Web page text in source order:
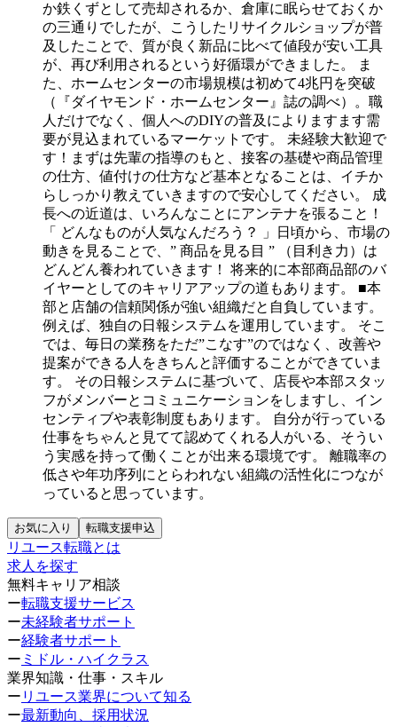
か鉄くずとして売却されるか、倉庫に眠らせておくか
の三通りでしたが、こうしたリサイクルショップが普
及したことで、質が良く新品に比べて値段が安い工具
が、再び利用されるという好循環ができました。
ま
た、ホームセンターの市場規模は初めて4兆円を突破
（『ダイヤモンド・ホームセンター』誌の調べ）。職
人だけでなく、個人へのDIYの普及によりますます需
要が見込まれているマーケットです。
未経験大歓迎で
す！まずは先輩の指導のもと、接客の基礎や商品管理
の仕方、値付けの仕方など基本となることは、イチか
らしっかり教えていきますので安心してください。
成
長への近道は、いろんなことにアンテナを張ること！
「 どんなものが人気なんだろう？ 」日頃から、市場の
動きを見ることで、” 商品を見る目 ” （目利き力）は
どんどん養われていきます！
将来的に本部商品部のバ
イヤーとしてのキャリアアップの道もあります。
■本
部と店舗の信頼関係が強い組織だと自負しています。
例えば、独自の日報システムを運用しています。
そこ
では、毎日の業務をただ”こなす”のではなく、改善や
提案ができる人をきちんと評価することができていま
す。
その日報システムに基づいて、店長や本部スタッ
フがメンバーとコミュニケーションをしますし、イン
センティブや表彰制度もあります。
自分が行っている
仕事をちゃんと見てて認めてくれる人がいる、そうい
う実感を持って働くことが出来る環境です。
離職率の
低さや年功序列にとらわれない組織の活性化につなが
っていると思っています。
お気に入り 転職支援申込
リユース転職とは
求人を探す
無料キャリア相談
ー転職支援サービス
ー未経験者サポート
ー経験者サポート
ー ミドル・ハイクラス
業界知識・仕事・スキル
ー リユース業界について知る
ー最新動向、採用状況